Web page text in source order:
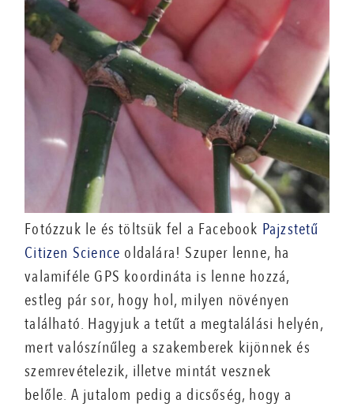
Fotózzuk le és töltsük fel a Facebook Pajzstetű
Citizen Science oldalára! Szuper lenne, ha
valamiféle GPS koordináta is lenne hozzá,
estleg pár sor, hogy hol, milyen növényen
található. Hagyjuk a tetűt a megtalálási helyén,
mert valószínűleg a szakemberek kijönnek és
szemrevételezik, illetve mintát vesznek
belőle. A jutalom pedig a dicsőség, hogy a